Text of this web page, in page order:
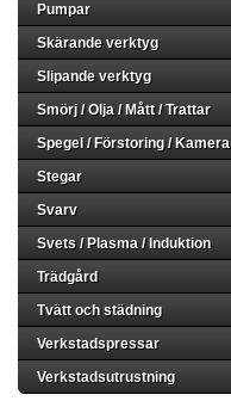
Pumpar
Skärande verktyg
Slipande verktyg
Smörj / Olja / Mått / Trattar
Spegel / Förstoring / Kamera
Stegar
Svarv
Svets / Plasma / Induktion
Trädgård
Tvätt och städning
Verkstadspressar
Verkstadsutrustning